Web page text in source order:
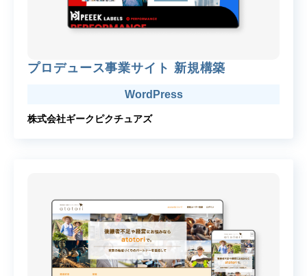
プロデュース事業サイト 新規構築
WordPress
株式会社ギークピクチュアズ